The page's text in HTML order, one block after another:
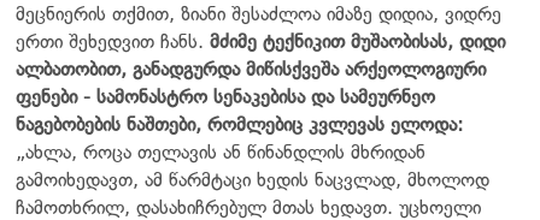
მეცნიერის თქმით, ზიანი შესაძლოა იმაზე დიდია, ვიდრე
ერთი შეხედვით ჩანს. მძიმე ტექნიკით მუშაობისას, დიდი
ალბათობით, განადგურდა მიწისქვეშა არქეოლოგიური
ფენები - სამონასტრო სენაკებისა და სამეურნეო
ნაგებობების ნაშთები, რომლებიც კვლევას ელოდა:
„ახლა, როცა თელავის ან წინანდლის მხრიდან
გამოიხედავთ, ამ წარმტაცი ხედის ნაცვლად, მხოლოდ
ჩამოთხრილ, დასახიჩრებულ მთას ხედავთ. უცხოელი